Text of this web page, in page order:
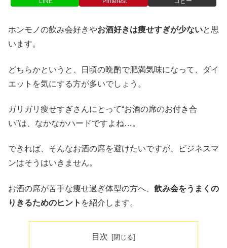
ホンモノの飲み会好きやお酒好きは痩せすぎが少ないと思
います。
どちらかというと、日頃の晩酌で肥満気味になって、ダイ
エットを気にする方が多いでしょう。
ガリガリ痩せすぎさんにとって“お酒の席のお付き合
い”は、なかなかハードですよね…。
できれば、そんなお酒の席を避けたいですが、ビジネスマ
ンはそうはいきません。
お酒の席が苦手な痩せ過ぎ体型の方へ、 飲み会をうまくの
りきるためのヒント を紹介します。
目次